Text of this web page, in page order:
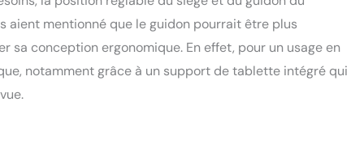
aient mentionné que le guidon pourrait être plus
sa conception ergonomique. En effet, pour un usage en
notamment grâce à un support de tablette intégré qui